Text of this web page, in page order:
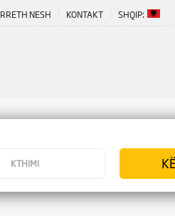
RRETH NESH KONTAKT SHQIP: